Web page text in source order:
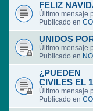
FELIZ
Último mensaje
Publicado en
UNIDOS
Último mensaje
Publicado en
¿PUEDEN
CIVILES EL
Último mensaje
Publicado en